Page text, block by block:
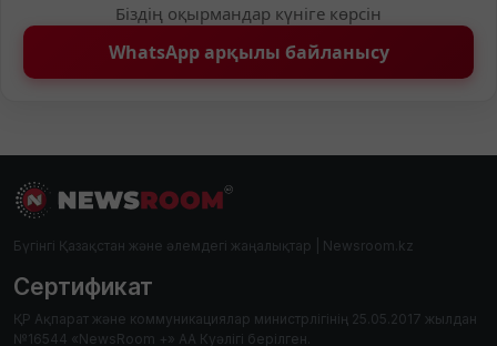
Біздің оқырмандар күніге көрсін
WhatsApp арқылы байланысу
Бүгінгі Қазақстан және әлемдегі жаңалықтар | Newsroom.kz
Сертификат
ҚР Ақпарат және коммуникациялар министрлігінің 25.05.2017 жылдан
№16544 «NewsRoom +» АА Куәлігі берілген.